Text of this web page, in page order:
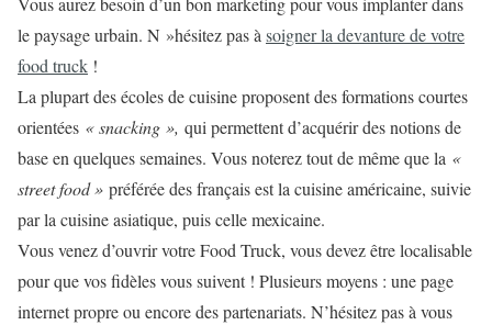
le paysage urbain. N »hésitez pas à soigner la devanture de votre
food truck !
La plupart des écoles de cuisine proposent des formations courtes
orientées « snacking », qui permettent d’acquérir des notions de
base en quelques semaines. Vous noterez tout de même que la «
street food » préférée des français est la cuisine américaine, suivie
par la cuisine asiatique, puis celle mexicaine.
Vous venez d’ouvrir votre Food Truck, vous devez être localisable
pour que vos fidèles vous suivent ! Plusieurs moyens : une page
internet propre ou encore des partenariats. N’hésitez pas à vous